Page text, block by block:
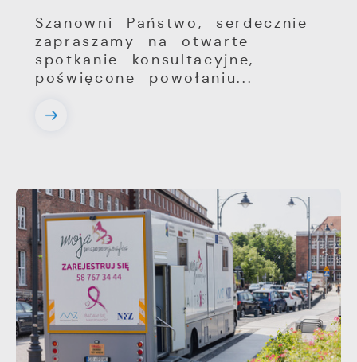
Szanowni Państwo, serdecznie
zapraszamy na otwarte
spotkanie konsultacyjne,
poświęcone powołaniu...